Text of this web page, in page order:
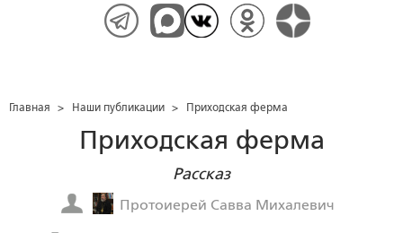
Главная > Наши публикации > Приходская ферма
Приходская ферма
Рассказ
Протоиерей Савва Михалевич